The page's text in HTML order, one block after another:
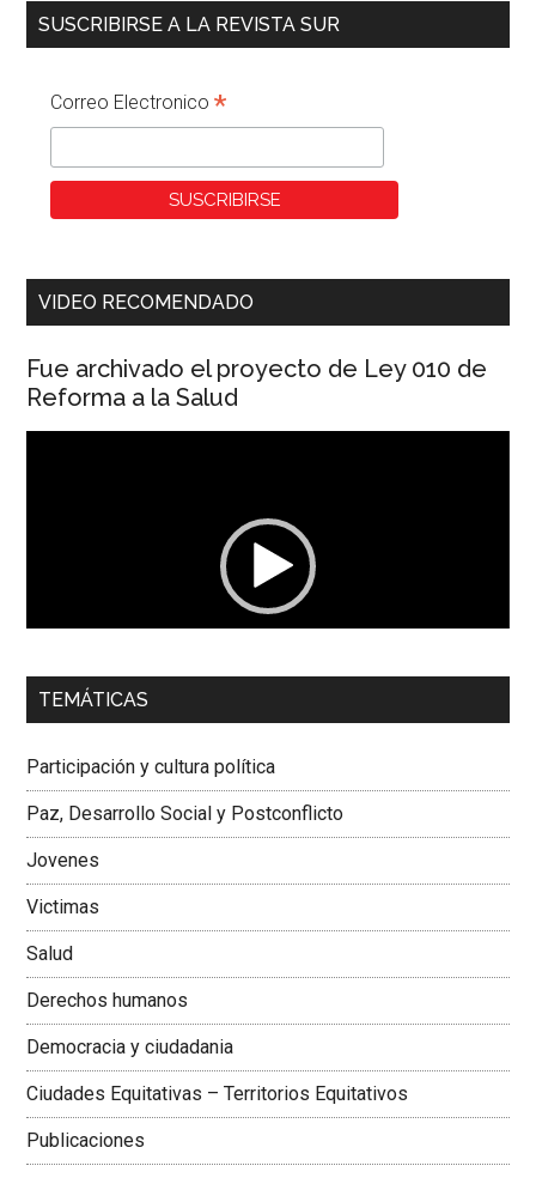
SUSCRIBIRSE A LA REVISTA SUR
Correo Electronico*
VIDEO RECOMENDADO
Fue archivado el proyecto de Ley 010 de
Reforma a la Salud
00:00 01:04
Dra. Carolina Corcho Mejía,Presidenta Corporación
Colombiana
TEMÁTICAS
Participación y cultura política
Paz, Desarrollo Social y Postconflicto
Jovenes
Victimas
Salud
Derechos humanos
Democracia y ciudadania
Ciudades Equitativas – Territorios Equitativos
Publicaciones